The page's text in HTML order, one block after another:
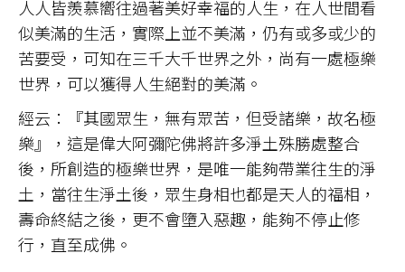
人人皆羨慕嚮往過著美好幸福的人生，在人世間看
似美滿的生活，實際上並不美滿，仍有或多或少的
苦要受，可知在三千大千世界之外，尚有一處極樂
世界，可以獲得人生絕對的美滿。
經云：『其國眾生，無有眾苦，但受諸樂，故名極
樂』，這是偉大阿彌陀佛將許多淨土殊勝處整合
後，所創造的極樂世界，是唯一能夠帶業往生的淨
土，當往生淨土後，眾生身相也都是天人的福相，
壽命終結之後，更不會墮入惡趣，能夠不停止修
行，直至成佛。